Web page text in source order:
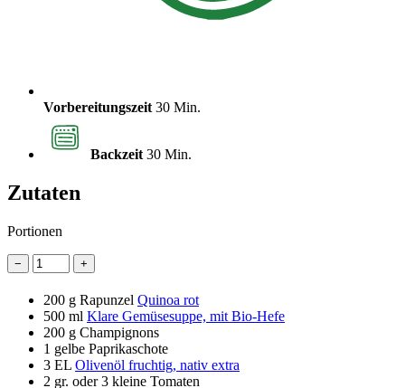
Vorbereitungszeit 30 Min.
Backzeit 30 Min.
Zutaten
Portionen
− +
200 g Rapunzel Quinoa rot
500 ml Klare Gemüsesuppe, mit Bio-Hefe
200 g Champignons
1 gelbe Paprikaschote
3 EL Olivenöl fruchtig, nativ extra
2 gr. oder 3 kleine Tomaten